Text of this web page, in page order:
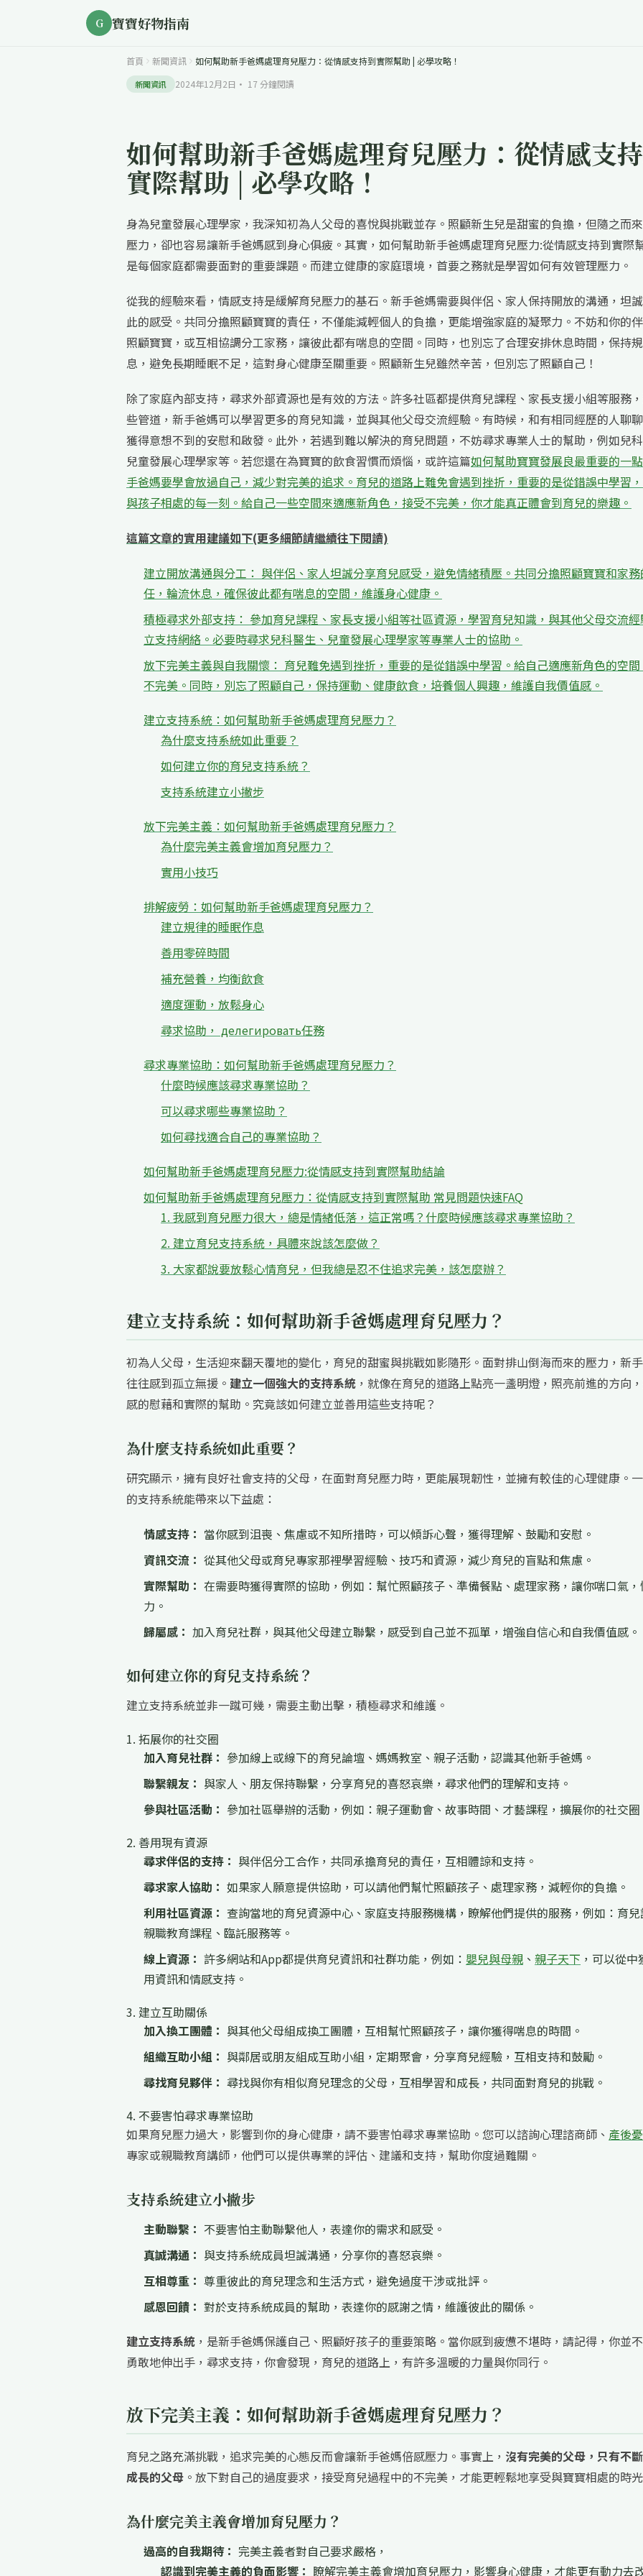
G 寶寶好物指南
首頁 新聞資訊 如何幫助新手爸媽處理育兒壓力：從情感支持到實際幫助 | 必學攻略！
新聞資訊 2024年12月2日 · 17 分鐘閱讀
如何幫助新手爸媽處理育兒壓力：從情感支
實際幫助 | 必學攻略！
身為兒童發展心理學家，我深知初為人父母的喜悅與挑戰並存。照顧新生兒是甜蜜的負擔，但隨之而
壓力，卻也容易讓新手爸媽感到身心俱疲。其實，如何幫助新手爸媽處理育兒壓力:從情感支持到實際
是每個家庭都需要面對的重要課題。而建立健康的家庭環境，首要之務就是學習如何有效管理壓力。
從我的經驗來看，情感支持是緩解育兒壓力的基石。新手爸媽需要與伴侶、家人保持開放的溝通，坦
此的感受。共同分擔照顧寶寶的責任，不僅能減輕個人的負擔，更能增強家庭的凝聚力。不妨和你的
照顧寶寶，或互相協調分工家務，讓彼此都有喘息的空間。同時，也別忘了合理安排休息時間，保持
息，避免長期睡眠不足，這對身心健康至關重要。照顧新生兒雖然辛苦，但別忘了照顧自己！
除了家庭內部支持，尋求外部資源也是有效的方法。許多社區都提供育兒課程、家長支援小組等服務
些管道，新手爸媽可以學習更多的育兒知識，並與其他父母交流經驗。有時候，和有相同經歷的人聊
獲得意想不到的安慰和啟發。此外，若遇到難以解決的育兒問題，不妨尋求專業人士的幫助，例如兒科
兒童發展心理學家等。若您還在為寶寶的飲食習慣而煩惱，或許這篇如何幫助寶寶發展良最重要的一
手爸媽要學會放過自己，減少對完美的追求。育兒的道路上難免會遇到挫折，重要的是從錯誤中學習
與孩子相處的每一刻。給自己一些空間來適應新角色，接受不完美，你才能真正體會到育兒的樂趣。
這篇文章的實用建議如下(更多細節請繼續往下閱讀)
建立開放溝通與分工： 與伴侶、家人坦誠分享育兒感受，避免情緒積壓。共同分擔照顧寶寶和家務
任，輪流休息，確保彼此都有喘息的空間，維護身心健康。
積極尋求外部支持： 參加育兒課程、家長支援小組等社區資源，學習育兒知識，與其他父母交流
立支持網絡。必要時尋求兒科醫生、兒童發展心理學家等專業人士的協助。
放下完美主義與自我關懷： 育兒難免遇到挫折，重要的是從錯誤中學習。給自己適應新角色的空
不完美。同時，別忘了照顧自己，保持運動、健康飲食，培養個人興趣，維護自我價值感。
建立支持系統：如何幫助新手爸媽處理育兒壓力？
為什麼支持系統如此重要？
如何建立你的育兒支持系統？
支持系統建立小撇步
放下完美主義：如何幫助新手爸媽處理育兒壓力？
為什麼完美主義會增加育兒壓力？
實用小技巧
排解疲勞：如何幫助新手爸媽處理育兒壓力？
建立規律的睡眠作息
善用零碎時間
補充營養，均衡飲食
適度運動，放鬆身心
尋求協助， делегировать任務
尋求專業協助：如何幫助新手爸媽處理育兒壓力？
什麼時候應該尋求專業協助？
可以尋求哪些專業協助？
如何尋找適合自己的專業協助？
如何幫助新手爸媽處理育兒壓力:從情感支持到實際幫助結論
如何幫助新手爸媽處理育兒壓力：從情感支持到實際幫助 常見問題快速FAQ
1. 我感到育兒壓力很大，總是情緒低落，這正常嗎？什麼時候應該尋求專業協助？
2. 建立育兒支持系統，具體來說該怎麼做？
3. 大家都說要放鬆心情育兒，但我總是忍不住追求完美，該怎麼辦？
建立支持系統：如何幫助新手爸媽處理育兒壓力？
初為人父母，生活迎來翻天覆地的變化，育兒的甜蜜與挑戰如影隨形。面對排山倒海而來的壓力，新
往往感到孤立無援。 建立一個強大的支持系統 ，就像在育兒的道路上點亮一盞明燈，照亮前進的方向
感的慰藉和實際的幫助。究竟該如何建立並善用這些支持呢？
為什麼支持系統如此重要？
研究顯示，擁有良好社會支持的父母，在面對育兒壓力時，更能展現韌性，並擁有較佳的心理健康。
的支持系統能帶來以下益處：
情感支持： 當你感到沮喪、焦慮或不知所措時，可以傾訴心聲，獲得理解、鼓勵和安慰。
資訊交流： 從其他父母或育兒專家那裡學習經驗、技巧和資源，減少育兒的盲點和焦慮。
實際幫助： 在需要時獲得實際的協助，例如：幫忙照顧孩子、準備餐點、處理家務，讓你喘口氣
力。
歸屬感： 加入育兒社群，與其他父母建立聯繫，感受到自己並不孤單，增強自信心和自我價值感。
如何建立你的育兒支持系統？
建立支持系統並非一蹴可幾，需要主動出擊，積極尋求和維護。
1. 拓展你的社交圈
加入育兒社群： 參加線上或線下的育兒論壇、媽媽教室、親子活動，認識其他新手爸媽。
聯繫親友： 與家人、朋友保持聯繫，分享育兒的喜怒哀樂，尋求他們的理解和支持。
參與社區活動： 參加社區舉辦的活動，例如：親子運動會、故事時間、才藝課程，擴展你的社交圈
2. 善用現有資源
尋求伴侶的支持： 與伴侶分工合作，共同承擔育兒的責任，互相體諒和支持。
尋求家人協助： 如果家人願意提供協助，可以請他們幫忙照顧孩子、處理家務，減輕你的負擔。
利用社區資源： 查詢當地的育兒資源中心、家庭支持服務機構，瞭解他們提供的服務，例如：育兒
親職教育課程、臨託服務等。
線上資源： 許多網站和App都提供育兒資訊和社群功能，例如： 嬰兒與母親 、 親子天下 ，可以從
用資訊和情感支持。
3. 建立互助關係
加入換工團體： 與其他父母組成換工團體，互相幫忙照顧孩子，讓你獲得喘息的時間。
組織互助小組： 與鄰居或朋友組成互助小組，定期聚會，分享育兒經驗，互相支持和鼓勵。
尋找育兒夥伴： 尋找與你有相似育兒理念的父母，互相學習和成長，共同面對育兒的挑戰。
4. 不要害怕尋求專業協助
如果育兒壓力過大，影響到你的身心健康，請不要害怕尋求專業協助。您可以諮詢心理諮商師、 產後
專家或親職教育講師，他們可以提供專業的評估、建議和支持，幫助你度過難關。
支持系統建立小撇步
主動聯繫： 不要害怕主動聯繫他人，表達你的需求和感受。
真誠溝通： 與支持系統成員坦誠溝通，分享你的喜怒哀樂。
互相尊重： 尊重彼此的育兒理念和生活方式，避免過度干涉或批評。
感恩回饋： 對於支持系統成員的幫助，表達你的感謝之情，維護彼此的關係。
建立支持系統 ，是新手爸媽保護自己、照顧好孩子的重要策略。當你感到疲憊不堪時，請記得，你並
勇敢地伸出手，尋求支持，你會發現，育兒的道路上，有許多溫暖的力量與你同行。
放下完美主義：如何幫助新手爸媽處理育兒壓力？
育兒之路充滿挑戰，追求完美的心態反而會讓新手爸媽倍感壓力。事實上， 沒有完美的父母，只有不
成長的父母 。放下對自己的過度要求，接受育兒過程中的不完美，才能更輕鬆地享受與寶寶相處的時光
為什麼完美主義會增加育兒壓力？
過高的自我期待： 完美主義者對自己要求嚴格，
認識到完美主義的負面影響： 瞭解完美主義會增加育兒壓力，影響身心健康，才能更有動力去